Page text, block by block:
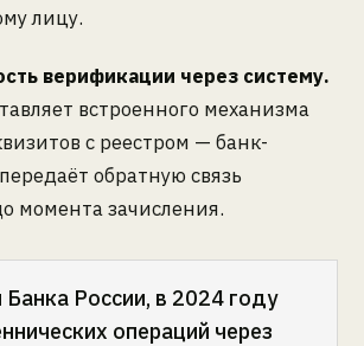
лицу.
верификации через систему.
встроенного механизма
с реестром — банк-
обратную связь
момента зачисления.
России, в 2024 году
операций через